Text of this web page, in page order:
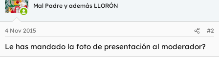
Mal Padre y además LLORÓN
4 Nov 2015 #2
Le has mandado la foto de presentación al moderador?